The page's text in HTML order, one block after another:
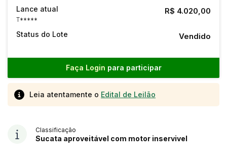
Lance atual
T*****
R$ 4.020,00
Status do Lote Vendido
Faça Login para participar
Leia atentamente o Edital de Leilão
Classificação
Sucata aproveitável com motor inservivel